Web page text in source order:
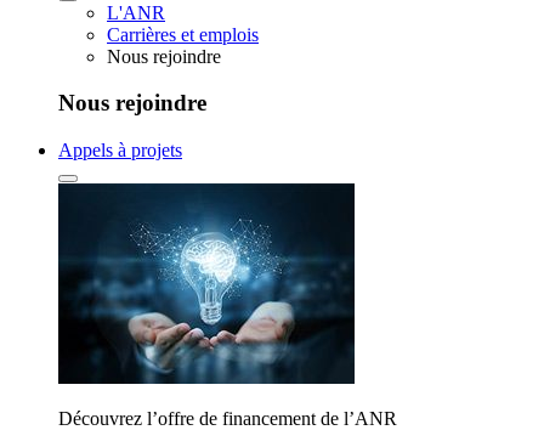
L'ANR
Carrières et emplois
Nous rejoindre
Nous rejoindre
Appels à projets
Découvrez l’offre de financement de l’ANR